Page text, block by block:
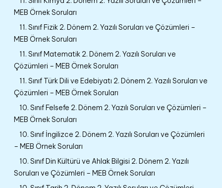
MEB Örnek Soruları
11. Sınıf Fizik 2. Dönem 2. Yazılı Soruları ve Çözümleri –
MEB Örnek Soruları
11. Sınıf Matematik 2. Dönem 2. Yazılı Soruları ve
Çözümleri – MEB Örnek Soruları
11. Sınıf Türk Dili ve Edebiyatı 2. Dönem 2. Yazılı Soruları ve
Çözümleri – MEB Örnek Soruları
10. Sınıf Felsefe 2. Dönem 2. Yazılı Soruları ve Çözümleri –
MEB Örnek Soruları
10. Sınıf İngilizce 2. Dönem 2. Yazılı Soruları ve Çözümleri
– MEB Örnek Soruları
10. Sınıf Din Kültürü ve Ahlak Bilgisi 2. Dönem 2. Yazılı
Soruları ve Çözümleri – MEB Örnek Soruları